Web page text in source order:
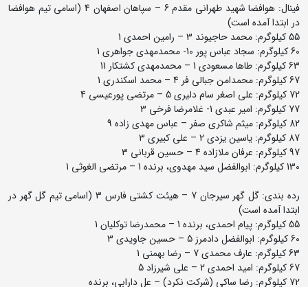
فینال: هوافضا شهید طهرانی مقدم 6 – سپاهان اصفهان 4 (اسامی تیم هوافضا
در ابتدا آمده است)
55 کیلوگرم: محمد حاجیوند 3 – رامین احمدی 1
60 کیلوگرم: سجاد عباس پور 10- محمدمهدی جواهری 1
63 کیلوگرم: طاها مسعودی 1 – محمدمهدی کشتکار 11
67 کیلوگرم: محمدامن جبالی فر 4 – محمد اسکندری 1
72 کیلوگرم: علی اصغر سام دلیری 5 – مرتضی پورعیسی 4
77 کیلوگرم: امیر عبدی 1- غلامرضا فرخی 3
82 کیلوگرم: میثم شاکری صفر – عباس مهدی زاده 9
87 کیلوگرم: یاسین یزدی 2 – علی کبیری 3
97 کیلوگرم: عرفان ملازاده 4 – حسین قربانی 3
130 کیلوگرم: ابوالفضل سید مهدوی، برنده 1 – مرتضی الغوثی 1
رده بندی: گل گهر سیرجان 7 – هیئت کشتی فارس 3 (اسامی تیم گل گهر در
ابتدا آمده است)
55 کیلوگرم: پیام احمدی، برنده 1 – محمدرضا توکلیان 1
60 کیلوگرم: ابوالفضل دادمرز 5 – حسین جاویدی 3
63 کیلوگرم: عارف محمدی 7 – رضا بهمنی 1
67 کیلوگرم: امید احمدی 2 – علی شیرزاد 5
72 کیلوگرم: رضا ساکی (شرکت نکرد) – عل دارابی، برنده